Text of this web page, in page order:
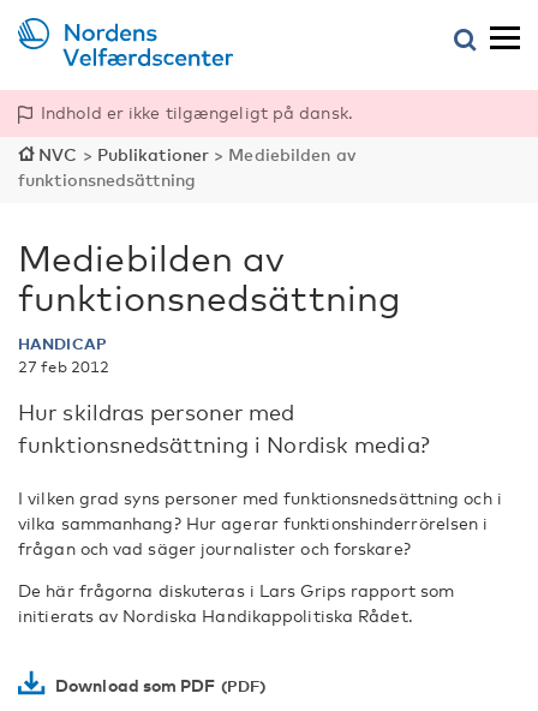
Indhold er ikke tilgængeligt på dansk.
NVC > Publikationer > Mediebilden av
funktionsnedsättning
Mediebilden av
funktionsnedsättning
HANDICAP
27 feb 2012
Hur skildras personer med
funktionsnedsättning i Nordisk media?
I vilken grad syns personer med funktionsnedsättning och i
vilka sammanhang? Hur agerar funktionshinderrörelsen i
frågan och vad säger journalister och forskare?
De här frågorna diskuteras i Lars Grips rapport som
initierats av Nordiska Handikappolitiska Rådet.
Download som PDF